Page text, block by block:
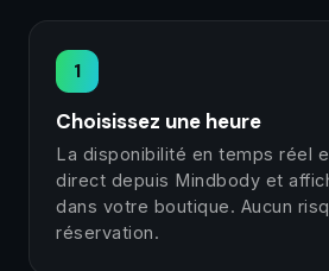
1
Choisissez une heure
La disponibilité en temps réel
direct depuis Mindbody et
dans votre boutique. Aucun
réservation.